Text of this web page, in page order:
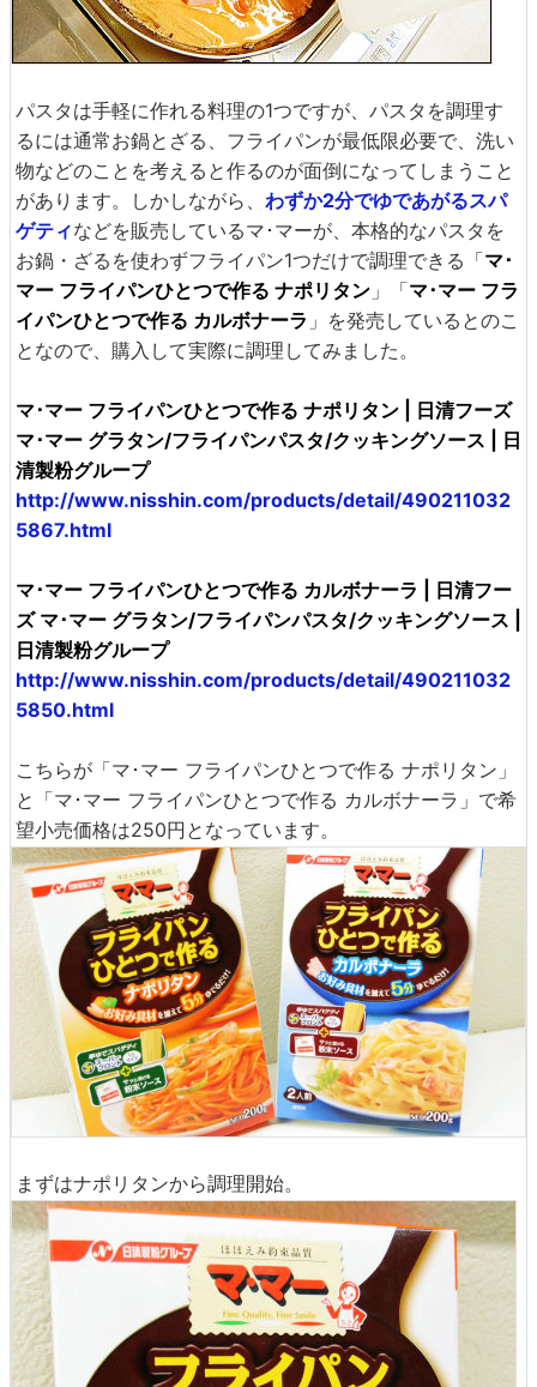
パスタは手軽に作れる料理の1つですが、パスタを調理す
るには通常お鍋とざる、フライパンが最低限必要で、洗い
物などのことを考えると作るのが面倒になってしまうこと
があります。しかしながら、 わずか2分でゆであがるスパ
ゲティなどを販売しているマ･マーが、本格的なパスタを
お鍋・ざるを使わずフライパン1つだけで調理できる「マ･
マー フライパンひとつで作る ナポリタン 」「マ･マー フラ
イパンひとつで作る カルボナーラ 」を発売しているとのこ
となので、購入して実際に調理してみました。
マ･マー フライパンひとつで作る ナポリタン | 日清フーズ
マ･マー グラタン/フライパンパスタ/クッキングソース | 日
清製粉グループ
http://www.nisshin.com/products/detail/490211032
5867.html
マ･マー フライパンひとつで作る カルボナーラ | 日清フー
ズ マ･マー グラタン/フライパンパスタ/クッキングソース |
日清製粉グループ
http://www.nisshin.com/products/detail/490211032
5850.html
こちらが「マ･マー フライパンひとつで作る ナポリタン」
と「マ･マー フライパンひとつで作る カルボナーラ」で希
望小売価格は250円となっています。
まずはナポリタンから調理開始。